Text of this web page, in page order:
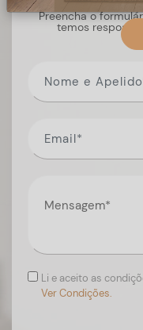
Preencha o
temos
Li e aceito as
Ver Condições.